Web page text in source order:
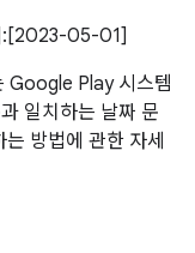
05-01]
Google Play 시스템
일치하는 날짜 문
방법에 관한 자세